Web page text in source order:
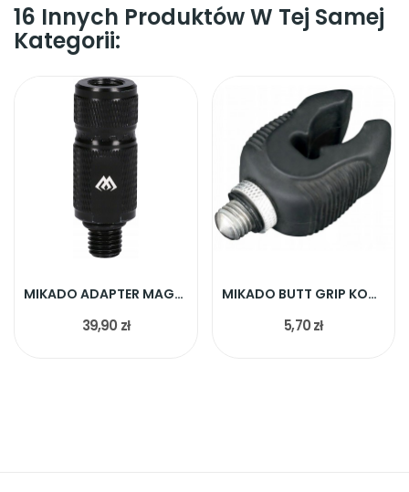
16 Innych Produktów W Tej Samej
Kategorii:
MIKADO ADAPTER MAGNETIC QUICK RELASE SYSTEM 1SZT
39,90 zł
MIKADO BUTT GRIP KOŃCÓWKA GUMOWA DO PODPÓRKI
5,70 zł